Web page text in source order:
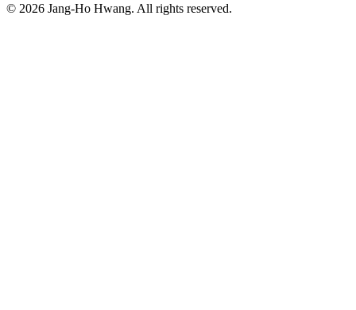
© 2026 Jang-Ho Hwang. All rights reserved.